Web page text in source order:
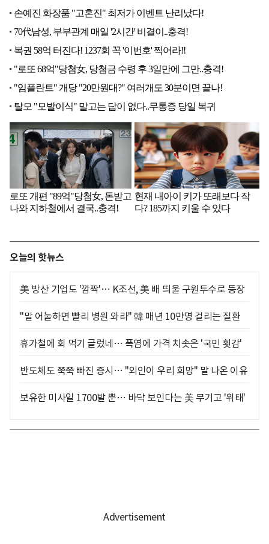
오늘의 핫뉴스
美 방산 기업도 '깜짝'… K조선, 美 배 띄울 구원투수로 등장
"말 어눌하면 빨리 병원 와라" 韓 매년 10만명 걸리는 질환
휴가철에 회 먹기 글렀네… 폭염에 가격 치솟은 '국민 횟감'
반도체도 쭉쭉 빠진 증시… "외인이 우리 희망" 말 나온 이유
보유한 미사일 1700발 뿐… 바닥 보인다는 美 무기고 '위태'